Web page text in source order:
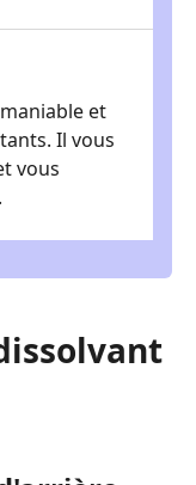
et
Il vous
vous